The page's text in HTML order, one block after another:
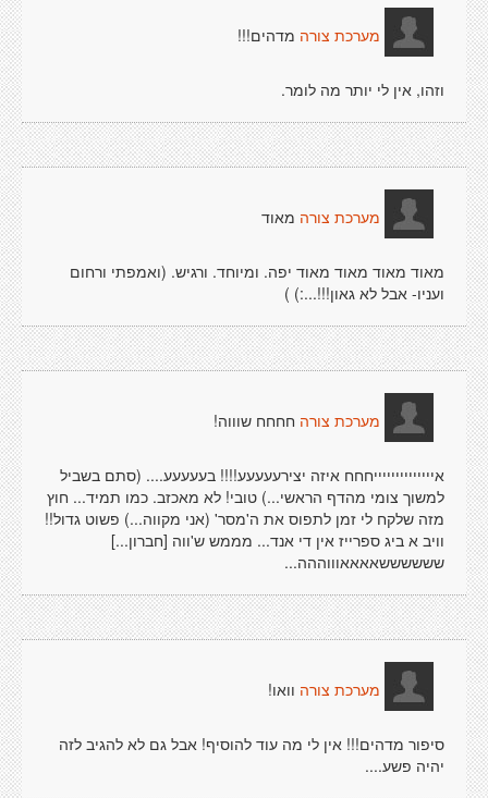
מערכת צורה מדהים!!!
וזהו, אין לי יותר מה לומר.
מערכת צורה מאוד
מאוד מאוד מאוד מאוד יפה. ומיוחד. ורגיש. (ואמפתי ורחום
ועניו- אבל לא גאון!!!...:) )
מערכת צורה חחחח שוווה!
אייייייייייייייחחח איזה יצירעעעעע!!!! בעעעעע.... (סתם בשביל
למשוך צומי מהדף הראשי...) טובי! לא מאכזב. כמו תמיד... חוץ
מזה שלקח לי זמן לתפוס את ה'מסר' (אני מקווה...) פשוט גדול!!
וויב א ביג ספרייז אין די אנד... מממש ש'ווה [חברון...]
ששששששאאאאוווההה...
מערכת צורה וואו!
סיפור מדהים!!! אין לי מה עוד להוסיף! אבל גם לא להגיב לזה
יהיה פשע....